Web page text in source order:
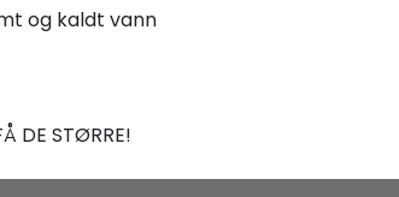
og kaldt vann
DE STØRRE!